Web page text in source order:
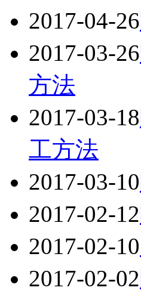
2017-04-26
2017-03-26
方法
2017-03-18
工方法
2017-03-10
2017-02-12
2017-02-10
2017-02-02